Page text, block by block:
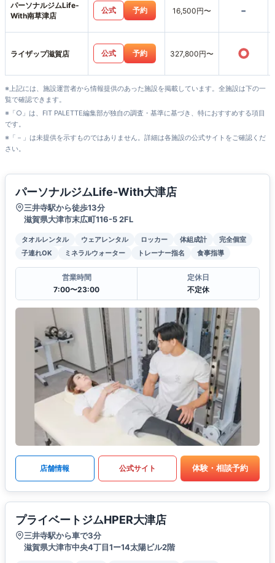
パーソナルジムLife-
With南草津店
公式 予約 16,500円〜 -
ライザップ滋賀店 公式 予約 327,800円〜 ○
※上記には、施設運営者から情報提供のあった施設を掲載しています。全施設は下の一
覧で確認できます。
※「○」は、FIT PALETTE編集部が独自の調査・基準に基づき、特におすすめする項目
です。
※「－」は未提供を示すものではありません。詳細は各施設の公式サイトをご確認くだ
さい。
パーソナルジムLife-With大津店
三井寺駅から徒歩13分
滋賀県大津市末広町116-5 2FL
タオルレンタル ウェアレンタル ロッカー 体組成計
完全個室
子連れOK
ミネラルウォーター トレーナー指名 食事指導
営業時間
7:00〜23:00
定休日
不定休
店舗情報 公式サイト 体験・相談予約
プライベートジムHPER大津店
三井寺駅から車で3分
滋賀県大津市中央4丁目1ー14太陽ビル2階